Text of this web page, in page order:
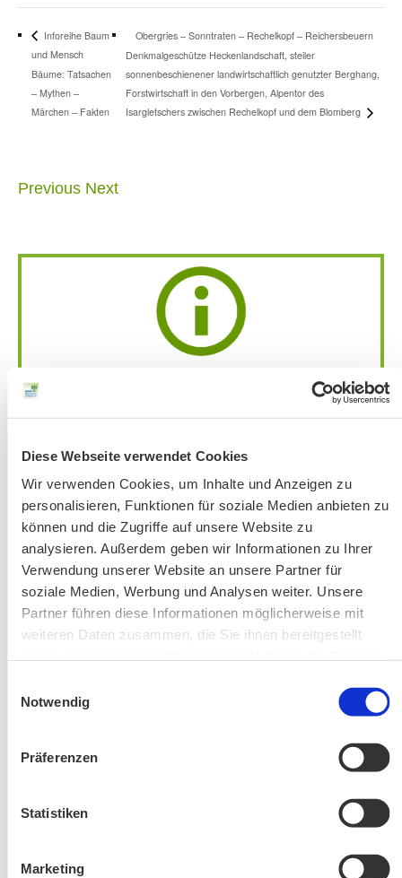
Diese Webseite verwendet Cookies
Wir verwenden Cookies, um Inhalte und Anzeigen zu
personalisieren, Funktionen für soziale Medien anbieten zu
können und die Zugriffe auf unsere Website zu
analysieren. Außerdem geben wir Informationen zu Ihrer
Verwendung unserer Website an unsere Partner für
soziale Medien, Werbung und Analysen weiter. Unsere
Partner führen diese Informationen möglicherweise mit
weiteren Daten zusammen, die Sie ihnen bereitgestellt
Notwendig
Präferenzen
Statistiken
Marketing
Inforeihe Baum
und Mensch
Bäume: Tatsachen
– Mythen –
Märchen – Fakten
Obergries – Sonntraten – Rechelkopf – Reichersbeuern
Denkmalgeschütze Heckenlandschaft, steiler
sonnenbeschienener landwirtschaftlich genutzter Berghang,
Forstwirtschaft in den Vorbergen, Alpentor des
Isargletschers zwischen Rechelkopf und dem Blomberg
Previous Next
Änderungen
unter 51 56 76-33 jeweils ab
Donnerstag vor der Veranstaltung.
Fahrkarten
Kontakt-Telefonnummern
AKTUELLE ÄNDERUNGEN BEIM BILDUNGSWERK:
Aktuelle Änderungen bei unseren Exkursionen
Änderung! Aschauer Runde: Bankerlweg – Bärnsee –